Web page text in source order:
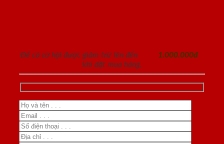
Để có cơ hội được giảm trừ lên đến
1.000.000đ
khi đặt mua hàng.